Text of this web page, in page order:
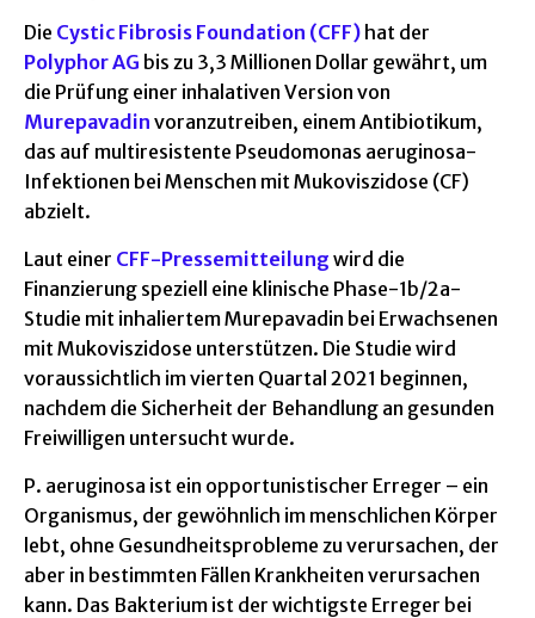
Die Cystic Fibrosis Foundation (CFF) hat der
Polyphor AG bis zu 3,3 Millionen Dollar gewährt, um
die Prüfung einer inhalativen Version von
Murepavadin voranzutreiben, einem Antibiotikum,
das auf multiresistente Pseudomonas aeruginosa-
Infektionen bei Menschen mit Mukoviszidose (CF)
abzielt.
Laut einer CFF-Pressemitteilung wird die
Finanzierung speziell eine klinische Phase-1b/2a-
Studie mit inhaliertem Murepavadin bei Erwachsenen
mit Mukoviszidose unterstützen. Die Studie wird
voraussichtlich im vierten Quartal 2021 beginnen,
nachdem die Sicherheit der Behandlung an gesunden
Freiwilligen untersucht wurde.
P. aeruginosa ist ein opportunistischer Erreger – ein
Organismus, der gewöhnlich im menschlichen Körper
lebt, ohne Gesundheitsprobleme zu verursachen, der
aber in bestimmten Fällen Krankheiten verursachen
kann. Das Bakterium ist der wichtigste Erreger bei